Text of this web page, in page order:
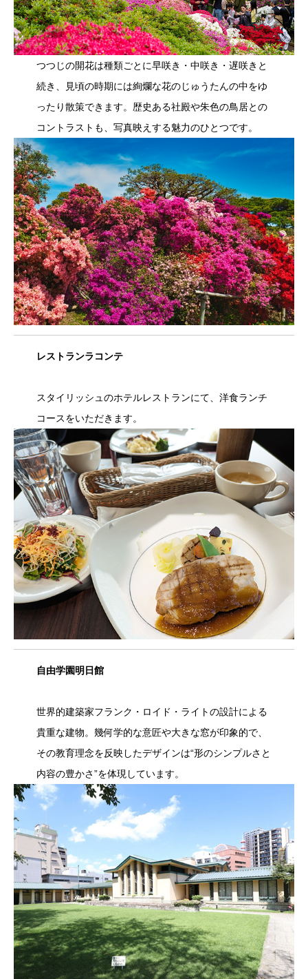
つつじの開花は種類ごとに早咲き・中咲き・遅咲きと
続き、見頃の時期には絢爛な花のじゅうたんの中をゆ
ったり散策できます。歴史ある社殿や朱色の鳥居との
コントラストも、写真映えする魅力のひとつです。
レストランラコンテ
スタイリッシュのホテルレストランにて、洋食ランチ
コースをいただきます。
自由学園明日館
世界的建築家フランク・ロイド・ライトの設計による
貴重な建物。幾何学的な意匠や大きな窓が印象的で、
その教育理念を反映したデザインは“形のシンプルさと
内容の豊かさ”を体現しています。